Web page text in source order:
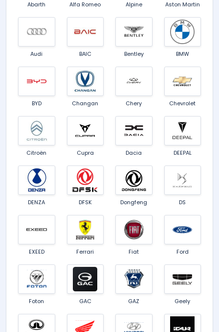
Abarth Alfa Romeo Alpine Aston Martin
Audi BAIC Bentley BMW
BYD Changan Chery Chevrolet
Citroën Cupra Dacia DEEPAL
DENZA DFSK Dongfeng DS
EXEED Ferrari Fiat Ford
Foton GAC GAZ Geely